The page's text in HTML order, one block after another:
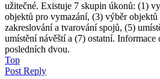
užitečné. Existuje 7 skupin úkonů: (1)
objektů pro vymazání, (3) výběr
zakreslování a tvarování spojů, (5)
umístění návěští a (7) ostatní.
posledních dvou.
Top
Post Reply